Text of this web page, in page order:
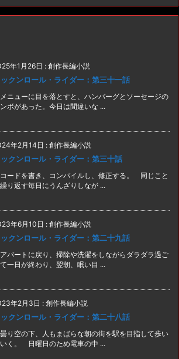
年1月26日 : 創作長編小説
ックンロール・ライダー：第三十一話
ニューに目を落とすと、ハンバーグとソーセージの
ボがあった。今日は間違いな ...
年2月14日 : 創作長編小説
ックンロール・ライダー：第三十話
ードを書き、コンパイルし、修正する。 同じこと
り返す毎日にうんざりしなが ...
年6月10日 : 創作長編小説
ックンロール・ライダー：第二十九話
パートに戻り、掃除や洗濯をしながらダラダラ過ご
一日が終わり、翌朝、眠い目 ...
年2月3日 : 創作長編小説
ックンロール・ライダー：第二十八話
り空の下、人もまばらな朝の街を駅を目指して歩い
く。 日曜日のため電車の中 ...